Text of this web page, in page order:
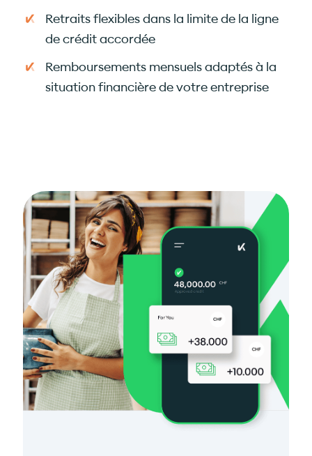
Retraits flexibles dans la limite de la ligne
de crédit accordée
Remboursements mensuels adaptés à la
situation financière de votre entreprise